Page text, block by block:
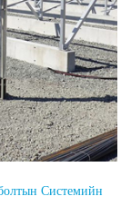
Системийн